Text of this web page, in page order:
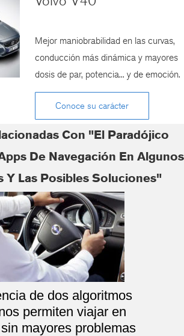
Mejor maniobrabilidad en las curvas,
conducción más dinámica y mayores
dosis de par, potencia... y de emoción.
Conoce su carácter
Con "El Paradójico
De Navegación En Algunos
Y Las Posibles Soluciones"
de dos algoritmos
permiten viajar en
mayores problemas